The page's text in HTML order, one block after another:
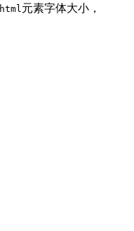
html 元素字体大小，